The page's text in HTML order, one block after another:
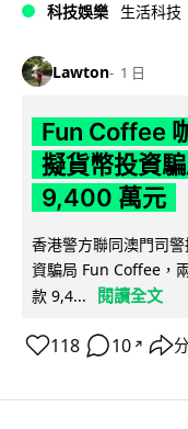
科技娛樂 生活科技
Lawton 1 日
Fun Coffee
擬貨幣投資
9,400 萬元
香港警方聯同澳門司
資騙局 Fun Coffee，
款 9,4...
閱讀全文
118 10 ↗